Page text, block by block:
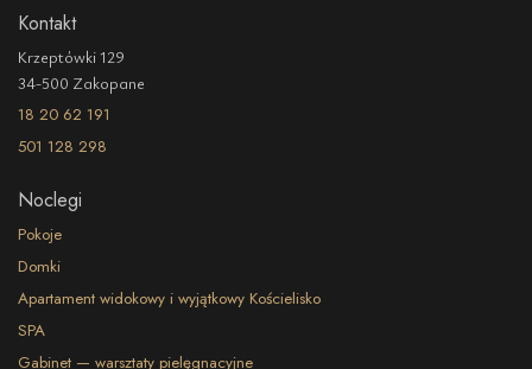
Kontakt
Krzeptówki 129
34-500 Zakopane
18 20 62 191
501 128 298
Noclegi
Pokoje
Domki
Apartament widokowy i wyjątkowy Kościelisko
SPA
Gabinet — warsztaty pielęgnacyjne